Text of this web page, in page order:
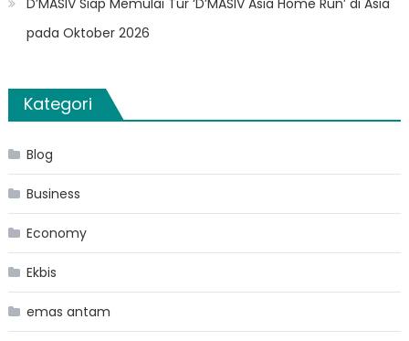
D’MASIV Siap Memulai Tur ‘D’MASIV Asia Home Run’ di Asia
pada Oktober 2026
Kategori
Blog
Business
Economy
Ekbis
emas antam